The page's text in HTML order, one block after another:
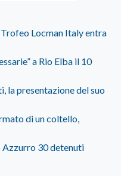
Locman Italy entra
a Rio Elba il 10
la presentazione del suo
di un coltello,
Azzurro 30 detenuti